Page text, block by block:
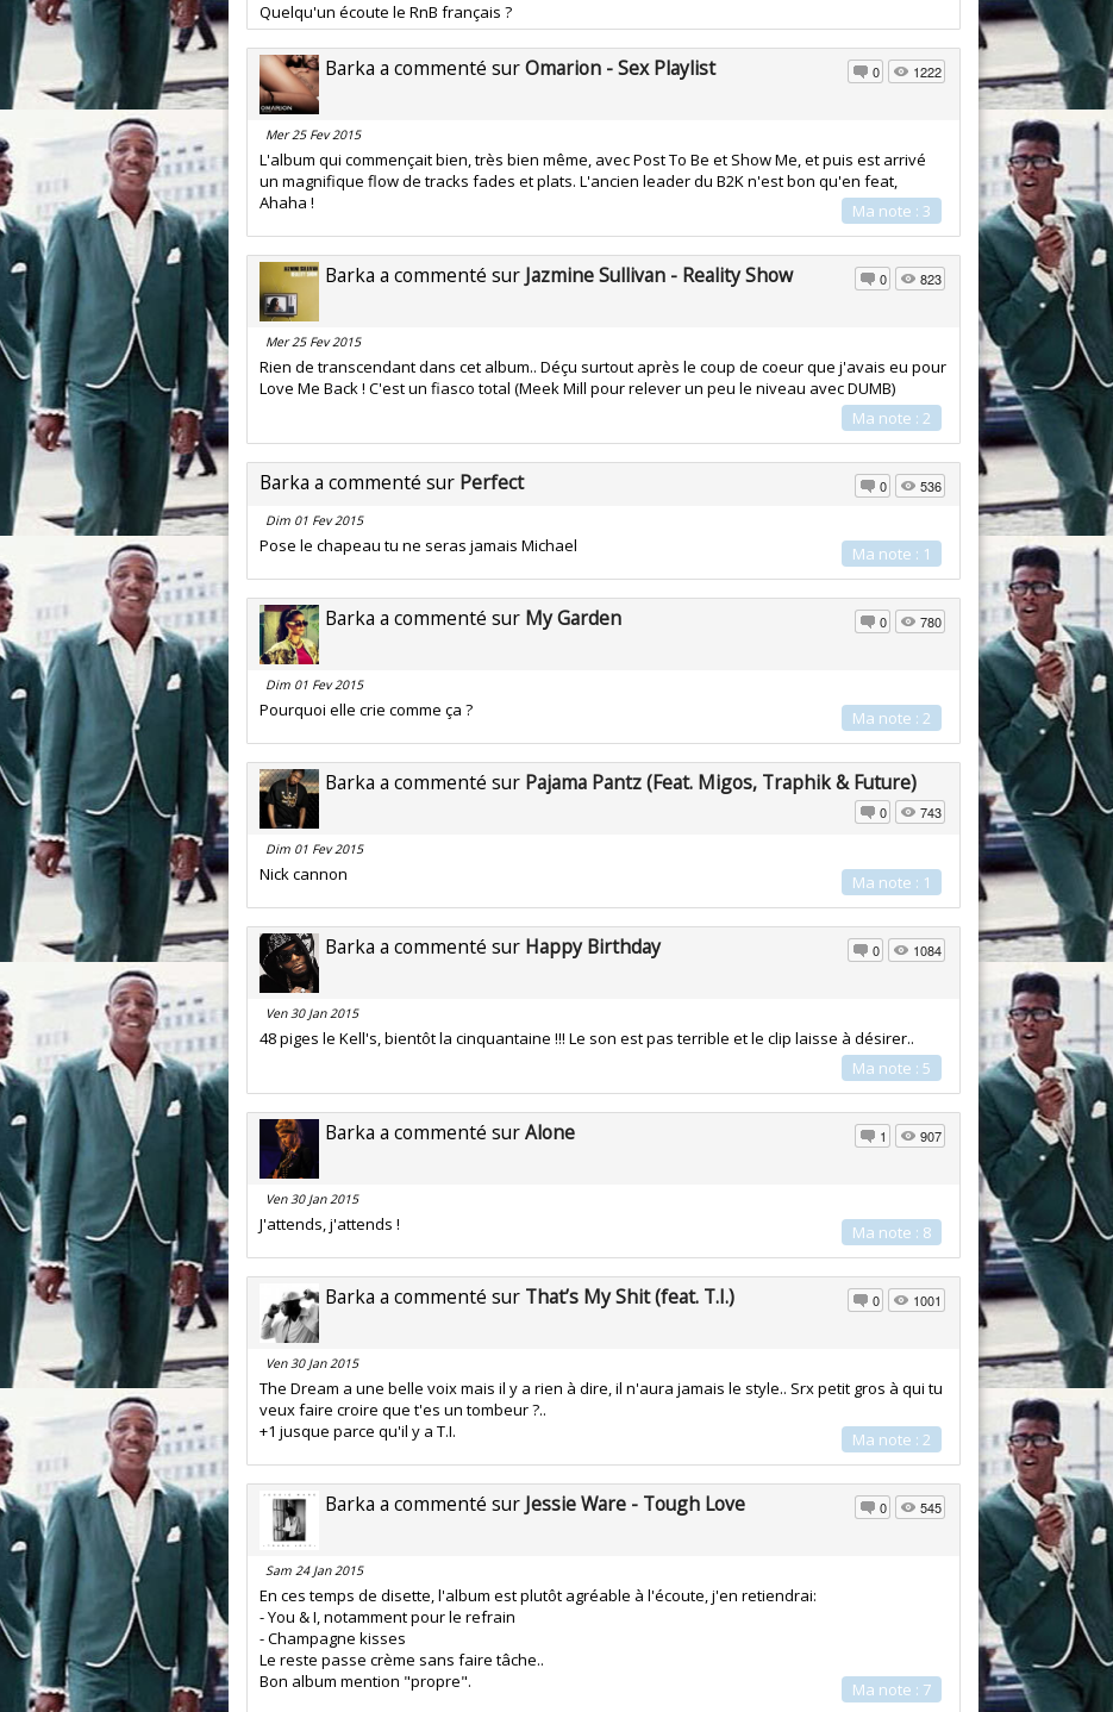
Quelqu'un écoute le RnB français ?
Barka a commenté surOmarion - Sex Playlist 0 1222
Mer 25 Fev 2015
L'album qui commençait bien, très bien même, avec Post To Be et Show Me, et puis est arrivé
un magnifique flow de tracks fades et plats. L'ancien leader du B2K n'est bon qu'en feat,
Ahaha !
Ma note : 3
Barka a commenté sur Jazmine Sullivan - Reality Show 0 823
Mer 25 Fev 2015
Rien de transcendant dans cet album.. Déçu surtout après le coup de coeur que j'avais eu pour
Love Me Back ! C'est un fiasco total (Meek Mill pour relever un peu le niveau avec DUMB)
Ma note : 2
Barka a commenté sur Perfect 0 536
Dim 01 Fev 2015
Pose le chapeau tu ne seras jamais Michael Ma note : 1
Barka a commenté sur My Garden 0 780
Dim 01 Fev 2015
Pourquoi elle crie comme ça ? Ma note : 2
Barka a commenté sur Pajama Pantz (Feat. Migos, Traphik & Future)
0 743
Dim 01 Fev 2015
Nick cannon Ma note : 1
Barka a commenté sur Happy Birthday 0 1084
Ven 30 Jan 2015
48 piges le Kell's, bientôt la cinquantaine !!! Le son est pas terrible et le clip laisse à désirer..
Ma note : 5
Barka a commenté surAlone 1 907
Ven 30 Jan 2015
J'attends, j'attends ! Ma note : 8
Barka a commenté sur That’s My Shit (feat. T.I.) 0 1001
Ven 30 Jan 2015
The Dream a une belle voix mais il y a rien à dire, il n'aura jamais le style.. Srx petit gros à qui tu
veux faire croire que t'es un tombeur ?..
+1 jusque parce qu'il y a T.I.
Ma note : 2
Barka a commenté sur Jessie Ware - Tough Love 0 545
Sam 24 Jan 2015
En ces temps de disette, l'album est plutôt agréable à l'écoute, j'en retiendrai:
- You & I, notamment pour le refrain
- Champagne kisses
Le reste passe crème sans faire tâche..
Bon album mention "propre".
Ma note : 7